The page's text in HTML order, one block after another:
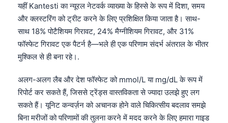
यहीं Kantesti का न्यूरल नेटवर्क व्याख्या के हिस्से के रूप में दिशा, समय
और क्लस्टरिंग को ट्रीट करने के लिए प्रशिक्षित किया जाता है। साथ-
साथ 18% पोटैशियम गिरावट, 24% मैग्नीशियम गिरावट, और 31%
फॉस्फेट गिरावट एक पैटर्न है—भले ही एक परिणाम संदर्भ अंतराल के भीतर
मुश्किल से ही बना रहे।.
अलग-अलग लैब और देश फॉस्फेट को mmol/L या mg/dL के रूप में
रिपोर्ट कर सकते हैं, जिससे ट्रेंड्स वास्तविकता से ज्यादा उलझे हुए लग
सकते हैं। यूनिट कन्वर्ज़न को अचानक होने वाले चिकित्सीय बदलाव समझे
बिना मरीजों को परिणामों की तुलना करने में मदद करने के लिए हमारा गाइड
Íslenska
Српски језик
Svenska
Bosanski
Azərbaycan dili
Eesti
日本語